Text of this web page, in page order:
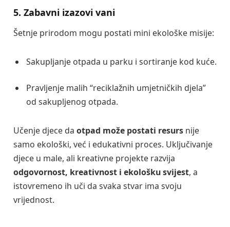
5. Zabavni izazovi vani
Šetnje prirodom mogu postati mini ekološke misije:
Sakupljanje otpada u parku i sortiranje kod kuće.
Pravljenje malih “reciklažnih umjetničkih djela”
od sakupljenog otpada.
Učenje djece da otpad može postati resurs nije
samo ekološki, već i edukativni proces. Uključivanje
djece u male, ali kreativne projekte razvija
odgovornost, kreativnost i ekološku svijest, a
istovremeno ih uči da svaka stvar ima svoju
vrijednost.